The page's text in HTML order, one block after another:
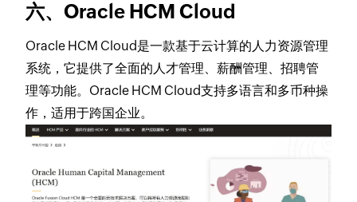
六、Oracle HCM Cloud
Oracle HCM Cloud是一款基于云计算的人力资源管理
系统，它提供了全面的人才管理、薪酬管理、招聘管
理等功能。Oracle HCM Cloud支持多语言和多币种操
作，适用于跨国企业。